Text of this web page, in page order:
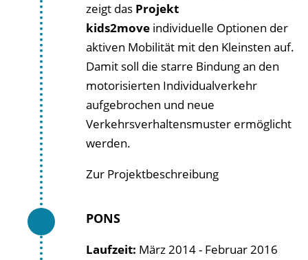
zeigt das Projekt
kids2move individuelle Optionen der
aktiven Mobilität mit den Kleinsten auf.
Damit soll die starre Bindung an den
motorisierten Individualverkehr
aufgebrochen und neue
Verkehrsverhaltensmuster ermöglicht
werden.
Zur Projektbeschreibung
PONS
Laufzeit: März 2014 - Februar 2016